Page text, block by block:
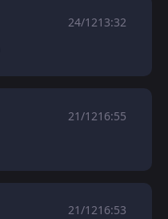
24/1213:32
21/1216:55
21/1216:53